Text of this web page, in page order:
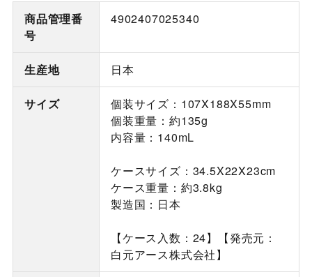
商品管理番
号
4902407025340
生産地 日本
サイズ
個装サイズ：107X188X55mm
個装重量：約135g
内容量：140mL
ケースサイズ：34.5X22X23cm
ケース重量：約3.8kg
製造国：日本
【ケース入数：24】【発売元：
白元アース株式会社】